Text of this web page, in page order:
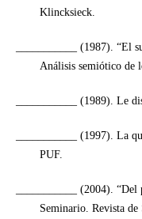
Klincksieck.
___________ (1987). “El
Análisis semiótico de
___________ (1989). Le
___________ (1997). La
PUF.
___________ (2004).
Seminario. Revista